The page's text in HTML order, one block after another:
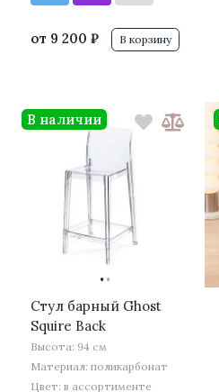
от 9 200 ₽ В корзину
··
Стул барный Ghost
Squire Back
Высота: 94 см
Материал: поликарбонат
Цвет: в ассортименте
В наличии